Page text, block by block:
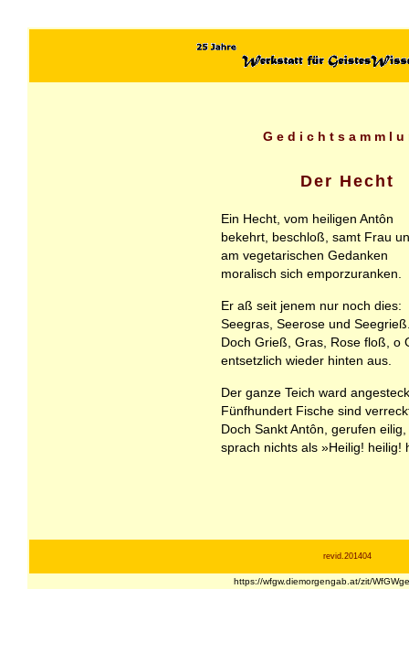
Der Hecht
Ein Hecht, vom heiligen Antôn
bekehrt, beschloß, samt Frau
am vegetarischen Gedanken
moralisch sich emporzuranken.
Er aß seit jenem nur noch dies:
Seegras, Seerose und
Doch Grieß, Gras, Rose floß, o
entsetzlich wieder hinten aus.
Der ganze Teich ward
Fünfhundert Fische sind
Doch Sankt Antôn, gerufen eilig,
sprach nichts als »Heilig! heilig!
revid.201404
https://wfgw.diemorgengab.at/zit/